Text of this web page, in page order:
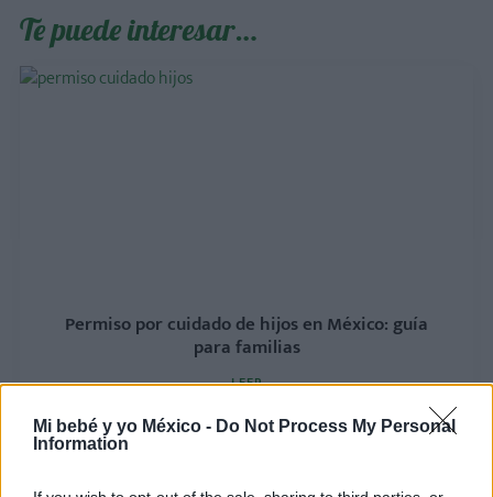
Mi bebé y yo México - Do Not Process My Personal
Information
Te puede interesar…
Permiso por cuidado de hijos en México: guía
para familias
LEER